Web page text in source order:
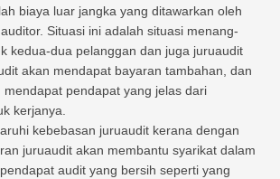
biaya luar jangka yang ditawarkan oleh
Situasi ini adalah situasi menang-
kedua-dua pelanggan dan juga juruaudit
akan mendapat bayaran tambahan, dan
mendapat pendapat yang jelas dari
kerjanya.
kebebasan juruaudit kerana dengan
juruaudit akan membantu syarikat dalam
audit yang bersih seperti yang